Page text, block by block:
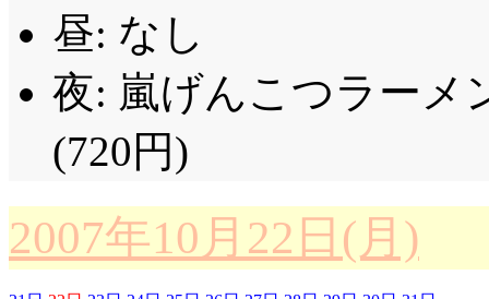
昼: なし
夜: 嵐げんこつラーメ
(720円)
2007年10月22日(月)